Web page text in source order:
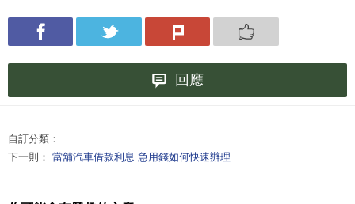
回應
自訂分類：
下一則： 當舖汽車借款利息 急用錢如何快速辦理